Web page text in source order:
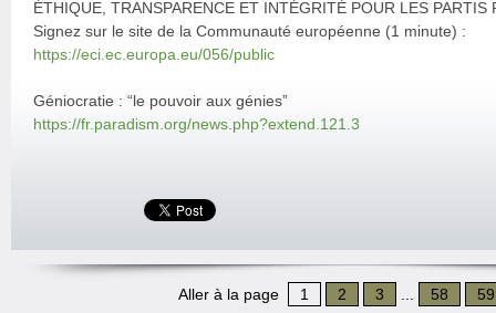
ÉTHIQUE, TRANSPARENCE ET INTÉGRITÉ POUR LES PARTIS
Signez sur le site de la Communauté européenne (1 minute) :
https://eci.ec.europa.eu/056/public
Géniocratie : “le pouvoir aux génies”
https://fr.paradism.org/news.php?extend.121.3
Aller à la page 1 2 3 58 59